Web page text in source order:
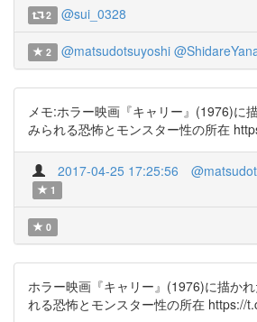
2 @sui_0328
2 @matsudotsuyoshi
メモ:ホラー映画『キャリー』(1976)に
みられる恐怖とモンスター性の所在
2017-04-25 17:25:56
1
0
ホラー映画『キャリー』(1976)に描か
れる恐怖とモンスター性の所在 https://